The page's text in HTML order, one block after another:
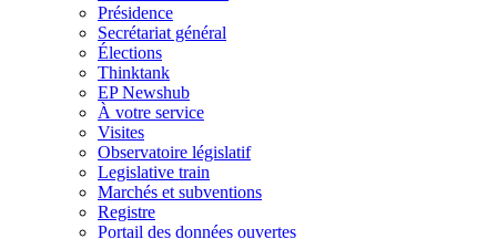
Présidence
Secrétariat général
Élections
Thinktank
EP Newshub
À votre service
Visites
Observatoire législatif
Legislative train
Marchés et subventions
Registre
Portail des données ouvertes